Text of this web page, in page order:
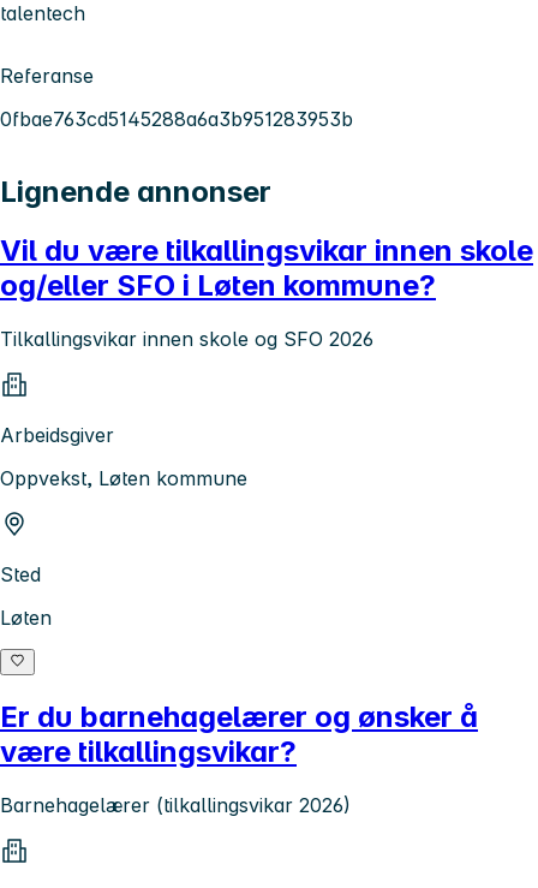
talentech
Referanse
0fbae763cd5145288a6a3b951283953b
Lignende annonser
Vil du være tilkallingsvikar innen skole
og/eller SFO i Løten kommune?
Tilkallingsvikar innen skole og SFO 2026
Arbeidsgiver
Oppvekst, Løten kommune
Sted
Løten
Er du barnehagelærer og ønsker å
være tilkallingsvikar?
Barnehagelærer (tilkallingsvikar 2026)